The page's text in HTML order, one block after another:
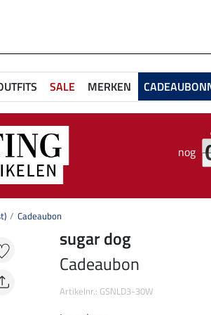
SALE MERKEN
nog
Cadeaubon
sugar dog
Cadeaubon
Artikelnr.: GSNLD3-30W